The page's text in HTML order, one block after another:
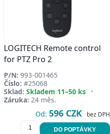
LOGITECH Remote control
for PTZ Pro 2
P/N: 993-001465
Číslo: #25068
Sklad: Skladem 11–50 ks •
Záruka: 24 měs.
Od: 596 CZK bez DPH
DO POPTÁVKY